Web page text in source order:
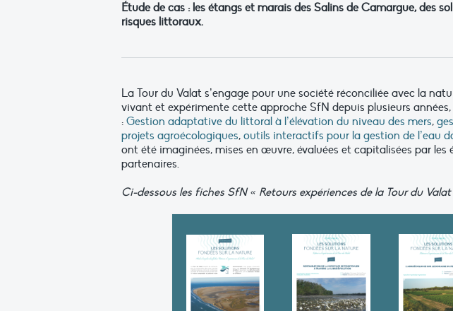
Étude de cas : les étangs et marais des Salins de Camargue, des
risques littoraux.
La Tour du Valat s’engage pour une société réconciliée avec la
vivant et expérimente cette approche SfN depuis plusieurs
: Gestion adaptative du littoral à l’élévation du niveau des mers,
projets agroécologiques, outils interactifs pour la gestion de l’eau
ont été imaginées, mises en œuvre, évaluées et capitalisées par les
partenaires.
Ci-dessous les fiches SfN « Retours expériences de la Tour du Valat